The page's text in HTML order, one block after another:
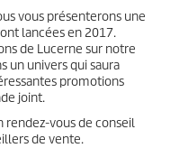
vous présenterons une
lancées en 2017.
de Lucerne sur notre
un univers qui saura
promotions
joint.
rendez-vous de conseil
de vente.